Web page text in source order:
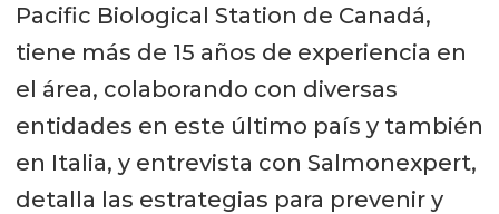
Pacific Biological Station de Canadá,
tiene más de 15 años de experiencia en
el área, colaborando con diversas
entidades en este último país y también
en Italia, y entrevista con Salmonexpert,
detalla las estrategias para prevenir y